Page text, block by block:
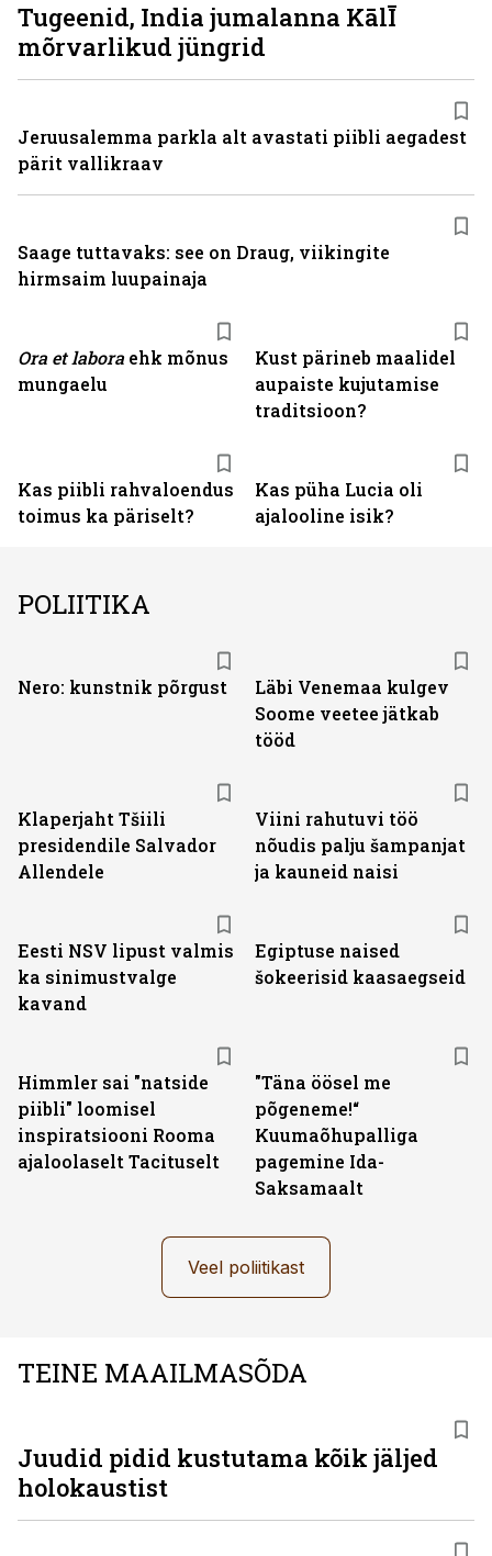
Ora et laboraehk mõnus
mungaelu
Kust pärineb maalidel
aupaiste kujutamise
traditsioon?
Kas piibli rahvaloendus
toimus ka päriselt?
Kas püha Lucia oli
ajalooline isik?
Tugeenid, India jumalanna KālĪ
mõrvarlikud jüngrid
Jeruusalemma parkla alt avastati piibli aegadest
pärit vallikraav
Saage tuttavaks: see on Draug, viikingite
hirmsaim luupainaja
POLIITIKA
Nero: kunstnik põrgust
Läbi Venemaa kulgev
Soome veetee jätkab
tööd
Klaperjaht Tšiili
presidendile Salvador
Allendele
Viini rahutuvi töö
nõudis palju šampanjat
ja kauneid naisi
Eesti NSV lipust valmis
ka sinimustvalge
kavand
Egiptuse naised
šokeerisid kaasaegseid
Himmler sai "natside
piibli" loomisel
inspiratsiooni Rooma
ajaloolaselt Tacituselt
"Täna öösel me
põgeneme!“
Kuumaõhupalliga
pagemine Ida-
Saksamaalt
Veel poliitikast
TEINE MAAILMASÕDA
Juudid pidid kustutama kõik jäljed
holokaustist